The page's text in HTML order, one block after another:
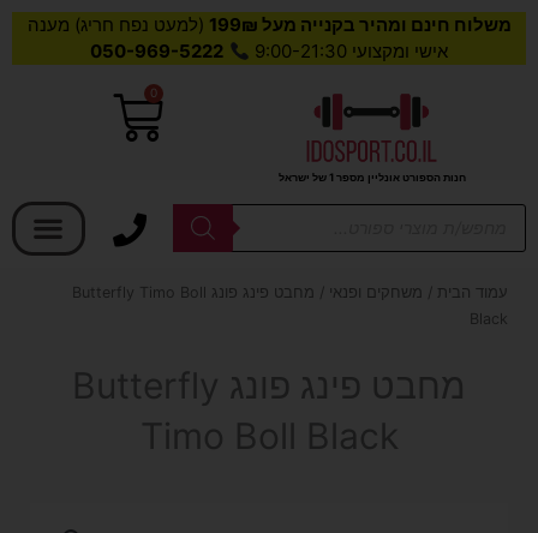
משלוח חינם ומהיר בקנייה מעל 199₪
(למעט נפח חריג) מענה
אישי ומקצועי 9:00-21:30
050-969-5222
חנות הספורט אונליין מספר 1 של ישראל
0
עגלת
Products
עמוד הבית / משחקים ופנאי
/ מחבט פינג פונג Butterfly Timo Boll
Black
מחבט פינג פונג Butterfly
Timo Boll Black